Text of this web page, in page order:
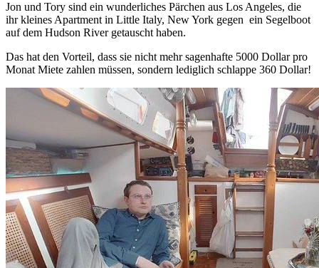
Jon und Tory sind ein wunderliches Pärchen aus Los Angeles, die
ihr kleines Apartment in Little Italy, New York gegen ein Segelboot
auf dem Hudson River getauscht haben.
Das hat den Vorteil, dass sie nicht mehr sagenhafte 5000 Dollar pro
Monat Miete zahlen müssen, sondern lediglich schlappe 360 Dollar!